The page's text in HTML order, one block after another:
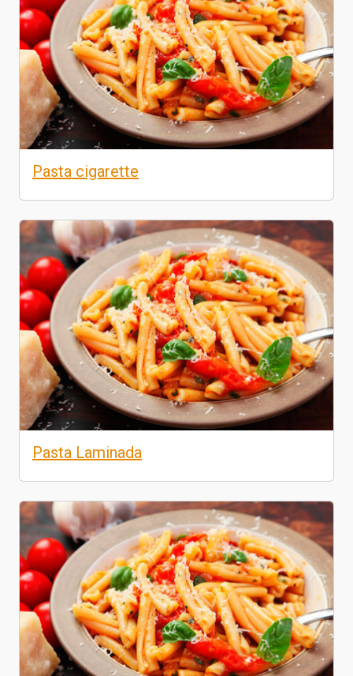
Pasta cigarette
Pasta Laminada